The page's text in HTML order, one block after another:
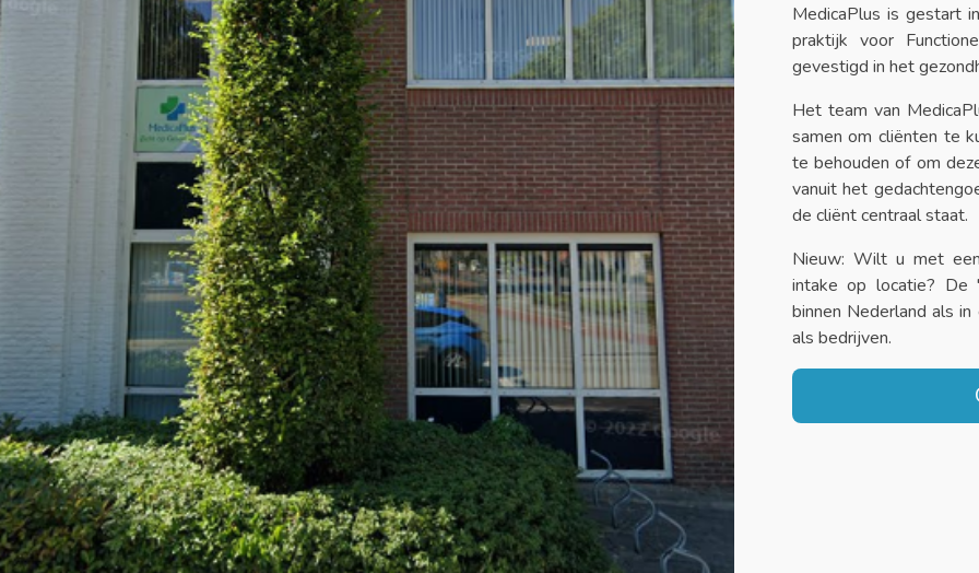
MedicaPlus is gestart
praktijk voor
gevestigd in het
Het team van
samen om cliënten te
te behouden of om
vanuit het
de cliënt centraal staat.
Nieuw: Wilt u met
intake op locatie? De
binnen Nederland als
als bedrijven.